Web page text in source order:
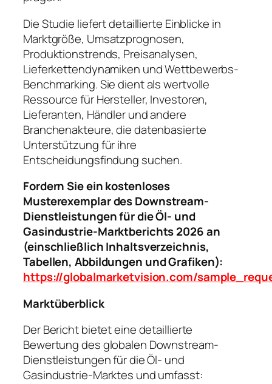
Die Studie liefert detaillierte Einblicke in
Marktgröße, Umsatzprognosen,
Produktionstrends, Preisanalysen,
Lieferkettendynamiken und Wettbewerbs-
Benchmarking. Sie dient als wertvolle
Ressource für Hersteller, Investoren,
Lieferanten, Händler und andere
Branchenakteure, die datenbasierte
Unterstützung für ihre
Entscheidungsfindung suchen.
Fordern Sie ein kostenloses
Musterexemplar des Downstream-
Dienstleistungen für die Öl- und
Gasindustrie-Marktberichts 2026 an
(einschließlich Inhaltsverzeichnis,
Tabellen, Abbildungen und Grafiken):
https://globalmarketvision.com/
Marktüberblick
Der Bericht bietet eine detaillierte
Bewertung des globalen Downstream-
Dienstleistungen für die Öl- und
Gasindustrie-Marktes und umfasst: